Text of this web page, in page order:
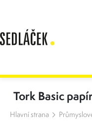
Tork Basic
Hlavní strana